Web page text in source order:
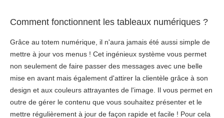
Comment fonctionnent les tableaux numériques ?
Grâce au totem numérique, il n'aura jamais été aussi simple de
mettre à jour vos menus ! Cet ingénieux système vous permet
non seulement de faire passer des messages avec une belle
mise en avant mais également d'attirer la clientèle grâce à son
design et aux couleurs attrayantes de l'image. Il vous permet en
outre de gérer le contenu que vous souhaitez présenter et le
mettre régulièrement à jour de façon rapide et facile ! Pour cela